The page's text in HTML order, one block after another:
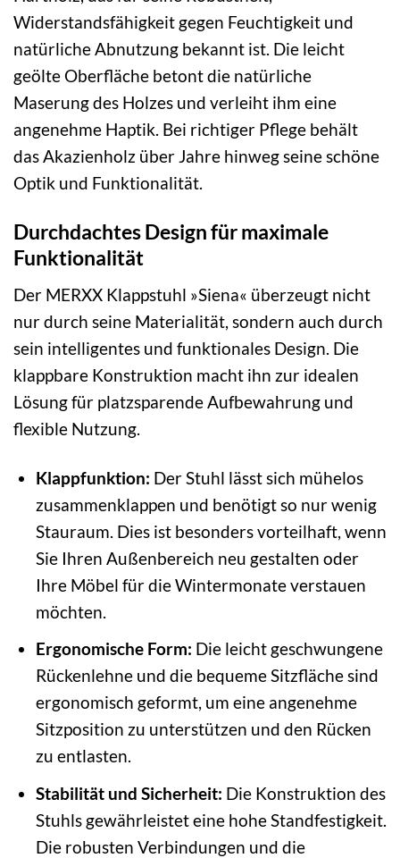
Widerstandsfähigkeit gegen Feuchtigkeit und
natürliche Abnutzung bekannt ist. Die leicht
geölte Oberfläche betont die natürliche
Maserung des Holzes und verleiht ihm eine
angenehme Haptik. Bei richtiger Pflege behält
das Akazienholz über Jahre hinweg seine schöne
Optik und Funktionalität.
Durchdachtes Design für maximale
Funktionalität
Der MERXX Klappstuhl »Siena« überzeugt nicht
nur durch seine Materialität, sondern auch durch
sein intelligentes und funktionales Design. Die
klappbare Konstruktion macht ihn zur idealen
Lösung für platzsparende Aufbewahrung und
flexible Nutzung.
Klappfunktion: Der Stuhl lässt sich mühelos
zusammenklappen und benötigt so nur wenig
Stauraum. Dies ist besonders vorteilhaft, wenn
Sie Ihren Außenbereich neu gestalten oder
Ihre Möbel für die Wintermonate verstauen
möchten.
Ergonomische Form: Die leicht geschwungene
Rückenlehne und die bequeme Sitzfläche sind
ergonomisch geformt, um eine angenehme
Sitzposition zu unterstützen und den Rücken
zu entlasten.
Stabilität und Sicherheit: Die Konstruktion des
Stuhls gewährleistet eine hohe Standfestigkeit.
Die robusten Verbindungen und die